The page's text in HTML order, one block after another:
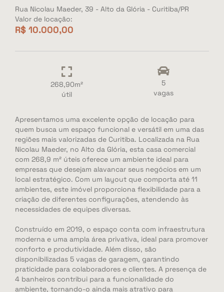
Rua Nicolau Maeder, 39 - Alto da Glória - Curitiba/PR
Valor de locação:
R$ 10.000,00
268,90m²
útil
5
vagas
Apresentamos uma excelente opção de locação para
quem busca um espaço funcional e versátil em uma das
regiões mais valorizadas de Curitiba. Localizada na Rua
Nicolau Maeder, no Alto da Glória, esta casa comercial
com 268,9 m² úteis oferece um ambiente ideal para
empresas que desejam alavancar seus negócios em um
local estratégico. Com um layout que comporta até 11
ambientes, este imóvel proporciona flexibilidade para a
criação de diferentes configurações, atendendo às
necessidades de equipes diversas.
Construído em 2019, o espaço conta com infraestrutura
moderna e uma ampla área privativa, ideal para promover
conforto e produtividade. Além disso, são
disponibilizadas 5 vagas de garagem, garantindo
praticidade para colaboradores e clientes. A presença de
4 banheiros contribui para a funcionalidade do
ambiente, tornando-o ainda mais atrativo para